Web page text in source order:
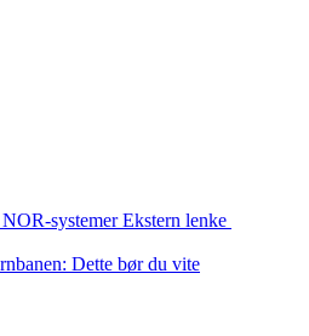
systemerEkstern lenke
Dette bør du vite